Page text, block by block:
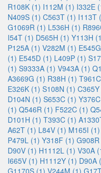
R108K (1) I112M (1) I332E
N409S (1) C563T (1) I113T
G1069R (1) L536H (1)
I54T (1) D565H (1) Y113H
P125A (1) V282M (1)
(1) E545D (1) L409P (1)
(1) S9333A (1) V943A (1)
A3669G (1) R38H (1)
E326K (1) S108N (1)
D104N (1) S653C (1)
(1) Q546R (1) F522C (1)
D101H (1) T393C (1)
A62T (1) L84V (1) M165I (1)
P479L (1) Y318F (1)
D90V (1) H1112L (1) V30A
I665V (1) H1112Y (1) D90A
G1170S (1) V244M (1)